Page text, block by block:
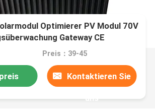
Optimierer PV Modul 70V
Gateway CE
Preis：39-45
Kontaktieren Sie
uns